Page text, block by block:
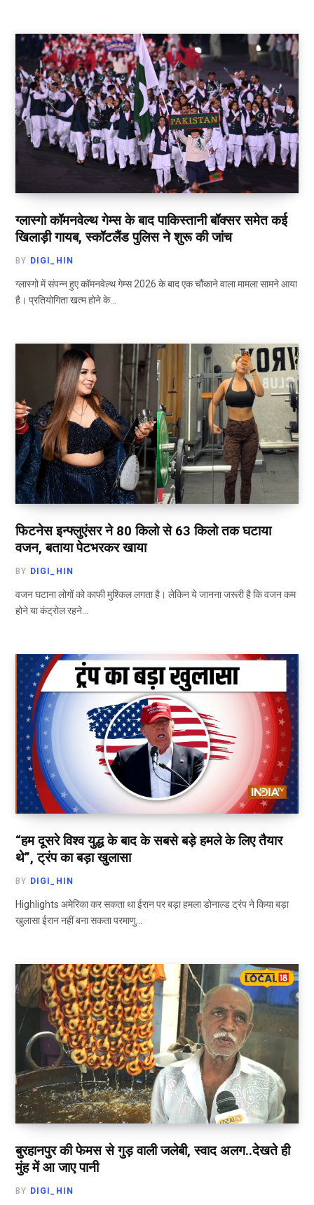
ग्लास्गो कॉमनवेल्थ गेम्स के बाद पाकिस्तानी बॉक्सर समेत कई
खिलाड़ी गायब, स्कॉटलैंड पुलिस ने शुरू की जांच
BY DIGI_HIN
ग्लास्गो में संपन्न हुए कॉमनवेल्थ गेम्स 2026 के बाद एक चौंकाने वाला मामला सामने आया
है। प्रतियोगिता खत्म होने के…
फिटनेस इन्फ्लुएंसर ने 80 किलो से 63 किलो तक घटाया
वजन, बताया पेटभरकर खाया
BY DIGI_HIN
वजन घटाना लोगों को काफी मुश्किल लगता है। लेकिन ये जानना जरूरी है कि वजन कम
होने या कंट्रोल रहने…
“हम दूसरे विश्व युद्ध के बाद के सबसे बड़े हमले के लिए तैयार
थे”, ट्रंप का बड़ा खुलासा
BY DIGI_HIN
Highlights अमेरिका कर सकता था ईरान पर बड़ा हमला डोनाल्ड ट्रंप ने किया बड़ा
खुलासा ईरान नहीं बना सकता परमाणु…
बुरहानपुर की फेमस से गुड़ वाली जलेबी, स्वाद अलग..देखते ही
मुंह में आ जाए पानी
BY DIGI_HIN